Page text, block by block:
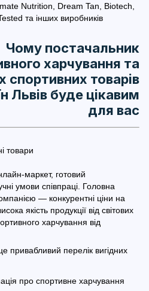
Nutrition, Dream Tan, Biotech,
та інших виробників
Чому постачальник
харчування та
спортивних товарів
Львів буде цікавим
для вас
маркет, готовий
умови співпраці. Головна
— конкурентні ціни на
якість продукції від світових
харчування від
привабливий перелік вигідних
про спортивне харчування